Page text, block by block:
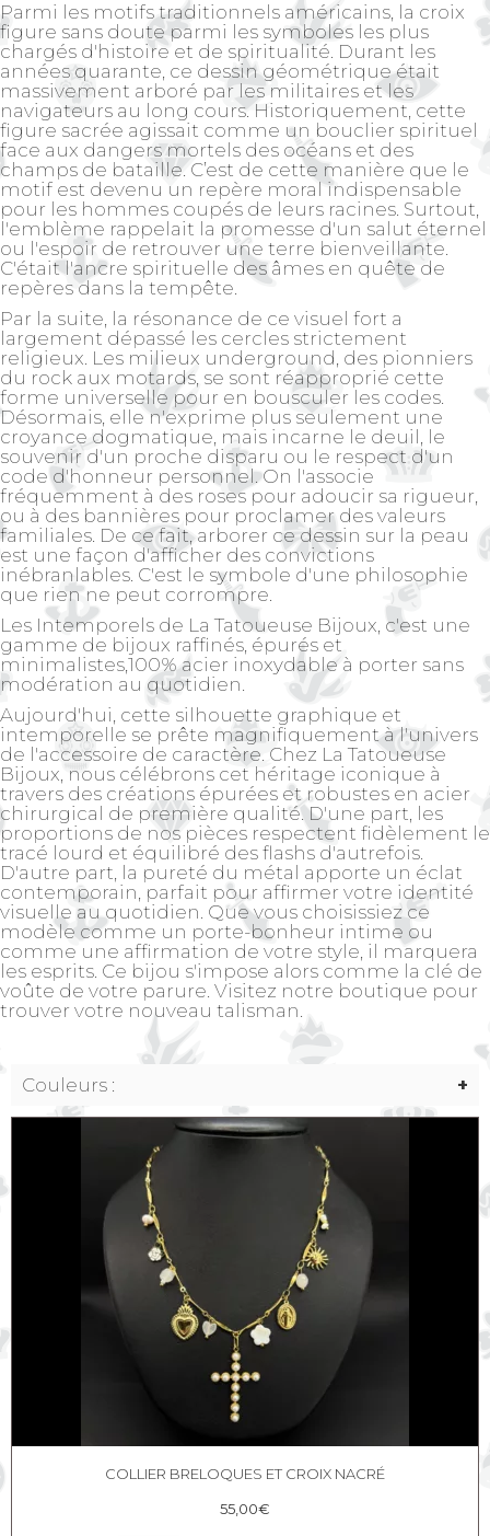
Parmi les motifs traditionnels américains, la croix
figure sans doute parmi les symboles les plus
chargés d'histoire et de spiritualité. Durant les
années quarante, ce dessin géométrique était
massivement arboré par les militaires et les
navigateurs au long cours. Historiquement, cette
figure sacrée agissait comme un bouclier spirituel
face aux dangers mortels des océans et des
champs de bataille. C’est de cette manière que le
motif est devenu un repère moral indispensable
pour les hommes coupés de leurs racines. Surtout,
l'emblème rappelait la promesse d'un salut éternel
ou l'espoir de retrouver une terre bienveillante.
C'était l'ancre spirituelle des âmes en quête de
repères dans la tempête.
Par la suite, la résonance de ce visuel fort a
largement dépassé les cercles strictement
religieux. Les milieux underground, des pionniers
du rock aux motards, se sont réapproprié cette
forme universelle pour en bousculer les codes.
Désormais, elle n'exprime plus seulement une
croyance dogmatique, mais incarne le deuil, le
souvenir d'un proche disparu ou le respect d'un
code d'honneur personnel. On l'associe
fréquemment à des roses pour adoucir sa rigueur,
ou à des bannières pour proclamer des valeurs
familiales. De ce fait, arborer ce dessin sur la peau
est une façon d'afficher des convictions
inébranlables. C'est le symbole d'une philosophie
que rien ne peut corrompre.
Les Intemporels de La Tatoueuse Bijoux, c'est une
gamme de bijoux raffinés, épurés et
minimalistes,100% acier inoxydable à porter sans
modération au quotidien.
Aujourd'hui, cette silhouette graphique et
intemporelle se prête magnifiquement à l'univers
de l'accessoire de caractère. Chez La Tatoueuse
Bijoux, nous célébrons cet héritage iconique à
travers des créations épurées et robustes en acier
chirurgical de première qualité. D'une part, les
proportions de nos pièces respectent fidèlement le
tracé lourd et équilibré des flashs d'autrefois.
D'autre part, la pureté du métal apporte un éclat
contemporain, parfait pour affirmer votre identité
visuelle au quotidien. Que vous choisissiez ce
modèle comme un porte-bonheur intime ou
comme une affirmation de votre style, il marquera
les esprits. Ce bijou s'impose alors comme la clé de
voûte de votre parure. Visitez notre boutique pour
trouver votre nouveau talisman.
Couleurs :
COLLIER BRELOQUES ET CROIX NACRÉ
55,00€